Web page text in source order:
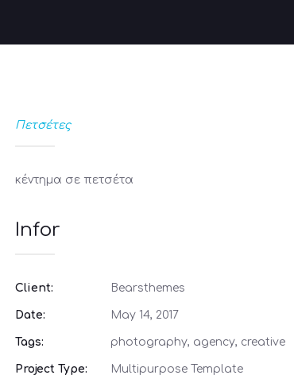
Πετσέτες
κέντημα σε πετσέτα
Infor
Client: Bearsthemes
Date: May 14, 2017
Tags: photography, agency, creative
Project Type: Multipurpose Template